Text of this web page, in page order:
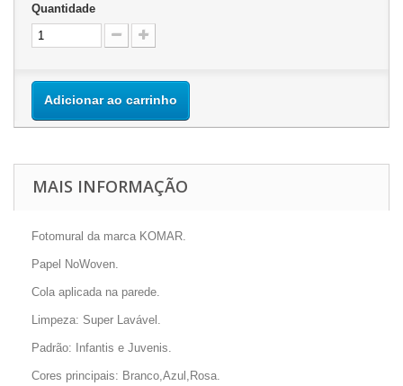
Quantidade
Adicionar ao carrinho
MAIS INFORMAÇÃO
Fotomural da marca KOMAR.
Papel NoWoven.
Cola aplicada na parede.
Limpeza: Super Lavável.
Padrão: Infantis e Juvenis.
Cores principais: Branco,Azul,Rosa.